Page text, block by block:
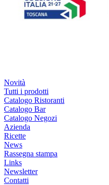
Novità
Tutti i prodotti
Catalogo Ristoranti
Catalogo Bar
Catalogo Negozi
Azienda
Ricette
News
Rassegna stampa
Links
Newsletter
Contatti